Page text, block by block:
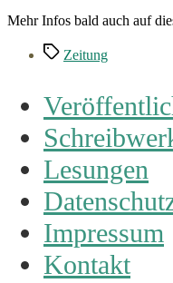
Mehr Infos bald auch auf
Schlagwörter
Zeitung
Lesungen
Impressum
Kontakt